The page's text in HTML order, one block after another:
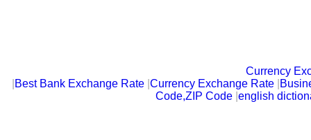
Currency
Best Bank Exchange Rate |Currency Exchange Rate
Code,ZIP Code english